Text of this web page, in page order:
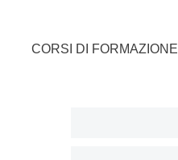
CORSI DI FORMAZIONE